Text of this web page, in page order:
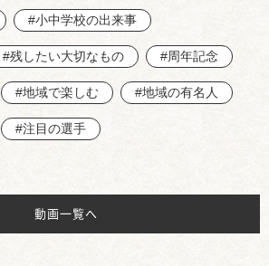
#小中学校の出来事
#残したい大切なもの #周年記念
#地域で楽しむ #地域の有名人
#注目の選手
動画一覧へ